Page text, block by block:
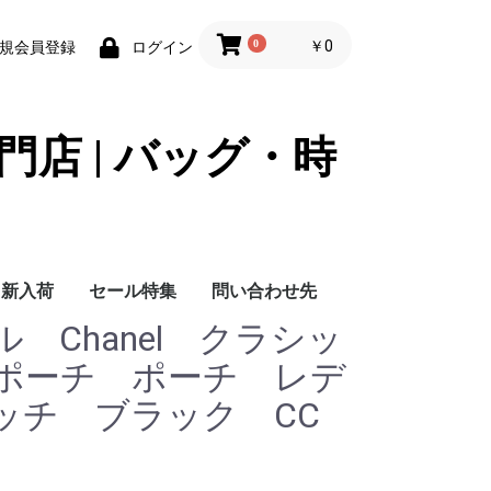
会員登録 ログイン 0 ￥0
店 | バッグ・時
新入荷 セール特集 問い合わせ先
問い合わせ先
Chanel クラシッ
ーチ ポーチ レデ
チ ブラック CC